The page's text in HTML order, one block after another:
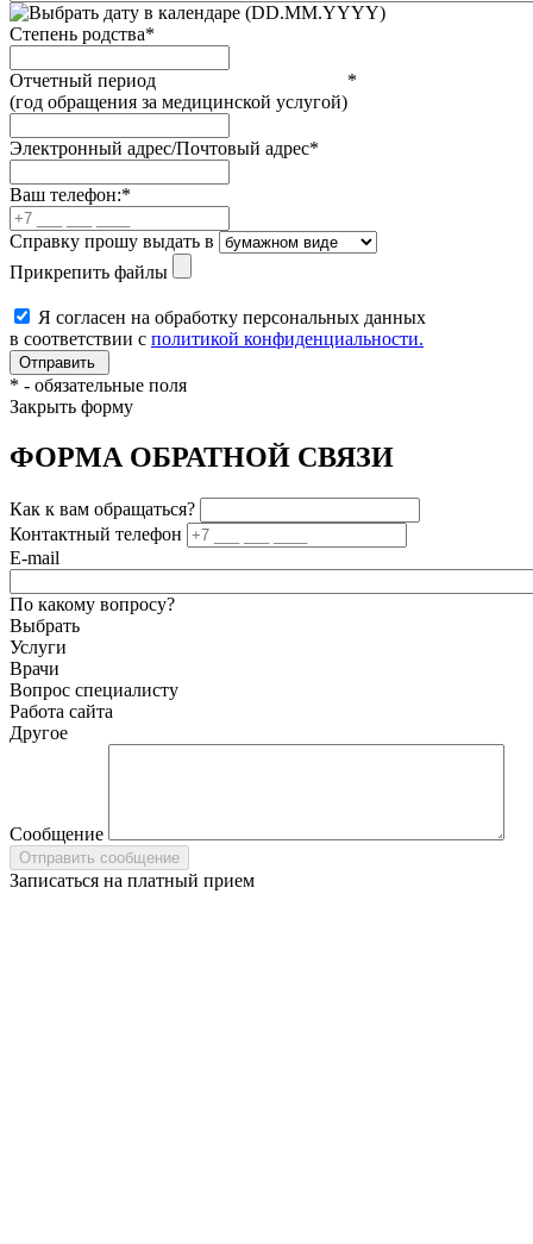
(DD.MM.YYYY)
Степень родства*
Отчетный период
(год обращения за медицинской услугой)
*
Электронный адрес/Почтовый адрес*
Ваш телефон:*
Справку прошу выдать в
Прикрепить файлы
Я согласен на обработку персональных данных
в соответствии с политикой конфиденциальности.
* - обязательные поля
Закрыть форму
ФОРМА ОБРАТНОЙ СВЯЗИ
Как к вам обращаться?
Контактный телефон
E-mail
По какому вопросу?
Выбрать
Услуги
Врачи
Вопрос специалисту
Работа сайта
Другое
Сообщение
Записаться на платный прием